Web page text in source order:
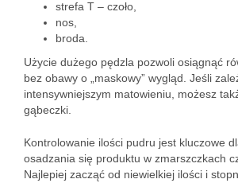
strefa T – czoło,
nos,
broda.
Użycie dużego pędzla pozwoli osiągnąć
bez obawy o „maskowy” wygląd. Jeśli
intensywniejszym matowieniu, możesz
gąbeczki.
Kontrolowanie ilości pudru jest kluczowe
osadzania się produktu w zmarszczkach
Najlepiej zacząć od niewielkiej ilości i